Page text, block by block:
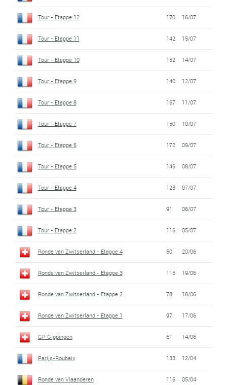
Tour - Etappe 12 170 16/07
Tour - Etappe 11 142 15/07
Tour - Etappe 10 152 14/07
Tour - Etappe 9 140 12/07
Tour - Etappe 8 167 11/07
Tour - Etappe 7 150 10/07
Tour - Etappe 6 172 09/07
Tour - Etappe 5 146 08/07
Tour - Etappe 4 123 07/07
Tour - Etappe 3 91 06/07
Tour - Etappe 2 116 05/07
Ronde van Zwitserland - Etappe 4 60 20/06
Ronde van Zwitserland - Etappe 3 115 19/06
Ronde van Zwitserland - Etappe 2 78 18/06
Ronde van Zwitserland - Etappe 1 97 17/06
GP Gippingen 61 14/06
Parijs-Roubaix 133 12/04
Ronde van Vlaanderen 116 05/04